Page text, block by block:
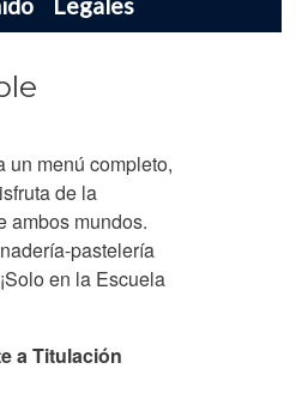
un menú completo,
de la
ambos mundos.
pastelería
en la Escuela
a Titulación